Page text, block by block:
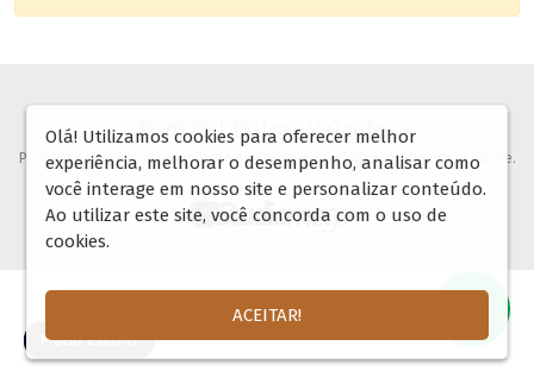
🌓
© 2026 | Dalcar Veículos
Proibida copia ou reprodução de qualquer imagem disponível neste website.
Olá! Utilizamos cookies para oferecer melhor
experiência, melhorar o desempenho, analisar como
você interage em nosso site e personalizar conteúdo.
Ao utilizar este site, você concorda com o uso de
cookies.
ACEITAR!